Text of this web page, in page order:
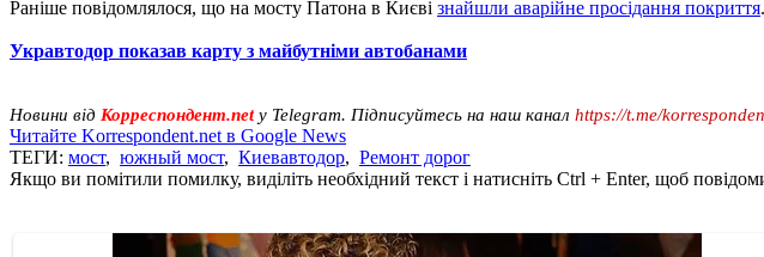
Раніше повідомлялося, що на мосту Патона в Києві знайшли аварійне просідання покриття.
Укравтодор показав карту з майбутніми автобанами
Новини від Корреспондент.net у Telegram. Підписуйтесь на наш канал https://t.me/
Читайте Korrespondent.net в Google News
ТЕГИ: мост, южный мост, Киевавтодор, Ремонт дорог
Якщо ви помітили помилку, виділіть необхідний текст і натисніть Ctrl + Enter, щоб